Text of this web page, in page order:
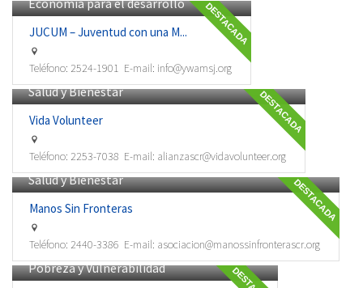
DESTACADA
JUCUM – Juventud con una M...
Teléfono: 2524-1901 E-mail: info@ywamsj.org
DESTACADA
Salud y Bienestar
Vida Volunteer
Teléfono: 2253-7038 E-mail: alianzascr@vidavolunteer.org
DESTACADA
Salud y Bienestar
Manos Sin Fronteras
Teléfono: 2440-3386 E-mail: asociacion@manossinfronterascr.org
Pobreza y Vulnerabilidad